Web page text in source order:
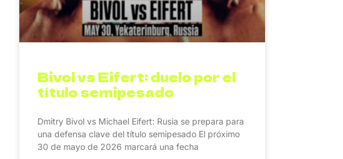
Bivol vs Eifert: duelo por el
título semipesado
Dmitry Bivol vs Michael Eifert: Rusia se prepara para
una defensa clave del título semipesado El próximo
30 de mayo de 2026 marcará una fecha